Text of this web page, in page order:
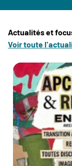
Actualités et
Voir toute